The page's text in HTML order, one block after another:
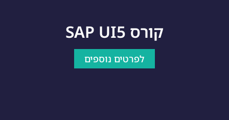
קורס SAP UI5
לפרטים נוספים